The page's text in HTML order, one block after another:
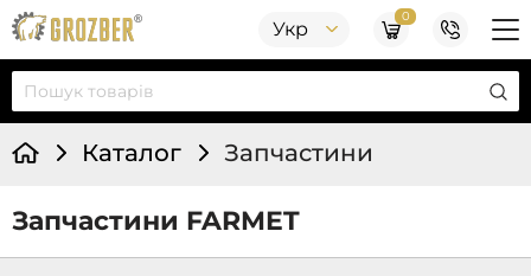
Укр
0
Каталог Запчастини
Запчастини FARMET